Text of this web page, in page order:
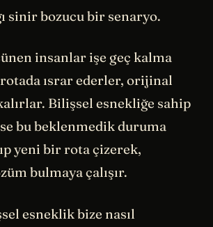
sinir bozucu bir senaryo.
insanlar işe geç kalma
rotada ısrar ederler, orijinal
Bilişsel esnekliğe sahip
bu beklenmedik duruma
yeni bir rota çizerek,
bulmaya çalışır.
esneklik bize nasıl